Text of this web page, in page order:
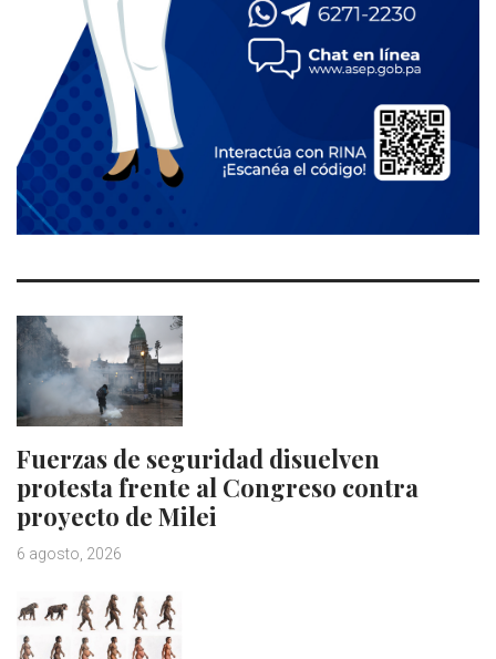
Fuerzas de seguridad disuelven
protesta frente al Congreso contra
proyecto de Milei
6 agosto, 2026